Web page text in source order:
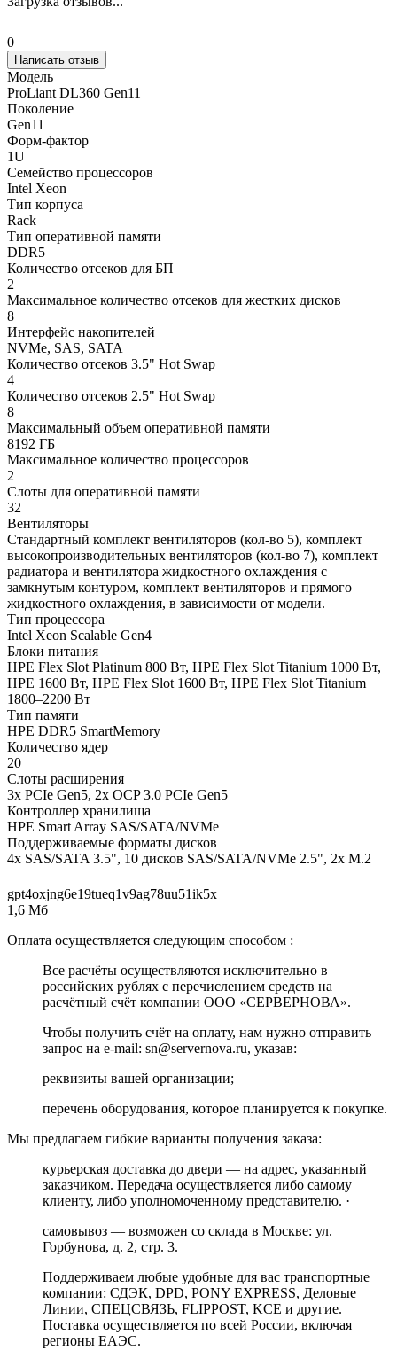
0
Написать отзыв
Модель
ProLiant DL360 Gen11
Поколение
Gen11
Форм-фактор
1U
Семейство процессоров
Intel Xeon
Тип корпуса
Rack
Тип оперативной памяти
DDR5
Количество отсеков для БП
2
Максимальное количество отсеков для жестких дисков
8
Интерфейс накопителей
NVMe, SAS, SATA
Количество отсеков 3.5" Hot Swap
4
Количество отсеков 2.5" Hot Swap
8
Максимальный объем оперативной памяти
8192 ГБ
Максимальное количество процессоров
2
Слоты для оперативной памяти
32
Вентиляторы
Стандартный комплект вентиляторов (кол-во 5), комплект
высокопроизводительных вентиляторов (кол-во 7), комплект
радиатора и вентилятора жидкостного охлаждения с
замкнутым контуром, комплект вентиляторов и прямого
жидкостного охлаждения, в зависимости от модели.
Тип процессора
Intel Xeon Scalable Gen4
Блоки питания
HPE Flex Slot Platinum 800 Вт, HPE Flex Slot Titanium 1000 Вт,
HPE 1600 Вт, HPE Flex Slot 1600 Вт, HPE Flex Slot Titanium
1800–2200 Вт
Тип памяти
HPE DDR5 SmartMemory
Количество ядер
20
Слоты расширения
3x PCIe Gen5, 2x OCP 3.0 PCIe Gen5
Контроллер хранилища
HPE Smart Array SAS/SATA/NVMe
Поддерживаемые форматы дисков
4x SAS/SATA 3.5", 10 дисков SAS/SATA/NVMe 2.5", 2x M.2
gpt4oxjng6e19tueq1v9ag78uu51ik5x
1,6 Мб
Оплата осуществляется следующим способом :
Все расчёты осуществляются исключительно в
российских рублях с перечислением средств на
расчётный счёт компании ООО «СЕРВЕРНОВА».
Чтобы получить счёт на оплату, нам нужно отправить
запрос на e-mail: sn@servernova.ru, указав:
реквизиты вашей организации;
перечень оборудования, которое планируется к покупке.
Мы предлагаем гибкие варианты получения заказа:
курьерская доставка до двери — на адрес, указанный
заказчиком. Передача осуществляется либо самому
клиенту, либо уполномоченному представителю. ·
самовывоз — возможен со склада в Москве: ул.
Горбунова, д. 2, стр. 3.
Поддерживаем любые удобные для вас транспортные
компании: СДЭК, DPD, PONY EXPRESS, Деловые
Линии, СПЕЦСВЯЗЬ, FLIPPOST, KCE и другие.
Поставка осуществляется по всей России, включая
регионы ЕАЭС.